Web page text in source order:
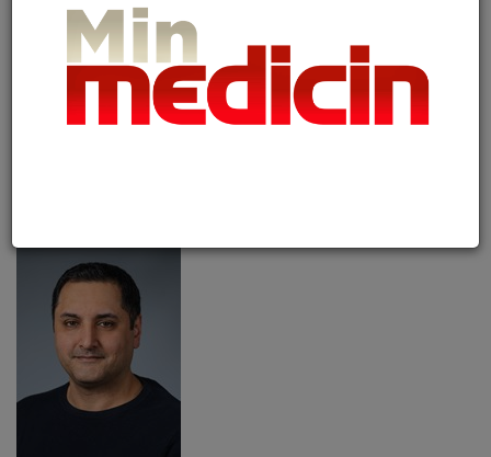
För personer som lider av mycket svår
svettning kan behandling i huden med ett
preparat som innehåller ämnet
botulinumtoxin vara effektiv. Ofta kasseras